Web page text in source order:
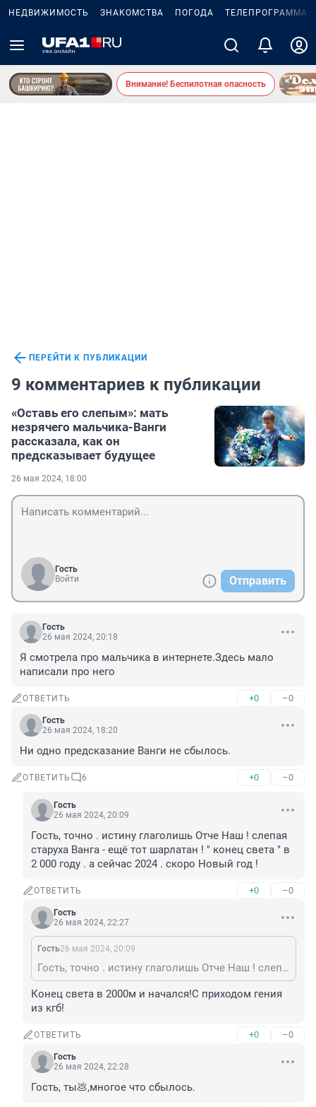
НЕДВИЖИМОСТЬ ЗНАКОМСТВА ПОГОДА ТЕЛЕПРОГРАММА
Внимание! Беспилотная опасность
ПЕРЕЙТИ К ПУБЛИКАЦИИ
9 комментариев к публикации
«Оставь его слепым»: мать
незрячего мальчика-Ванги
рассказала, как он
предсказывает будущее
26 мая 2024, 18:00
Гость
Войти
Отправить
Гость
26 мая 2024, 20:18
Я смотрела про мальчика в интернете.Здесь мало
написали про него
ОТВЕТИТЬ +0 –0
Гость
26 мая 2024, 18:20
Ни одно предсказание Ванги не сбылось.
ОТВЕТИТЬ 6 +0 –0
Гость
26 мая 2024, 20:09
Гость, точно . истину глаголишь Отче Наш ! слепая
старуха Ванга - ещё тот шарлатан ! " конец света " в
2 000 году . а сейчас 2024 . скоро Новый год !
ОТВЕТИТЬ +0 –0
Гость
26 мая 2024, 22:27
Гость26 мая 2024, 20:09
Гость, точно . истину глаголишь Отче Наш ! слепая старуха Ванга - ещё тот шарлатан ! " конец света " в 2 000 году . а сейчас 2024 . скоро Новый год !
Конец света в 2000м и начался!С приходом гения
из кгб!
ОТВЕТИТЬ +0 –0
Гость
26 мая 2024, 22:28
Гость, ты💩,многое что сбылось.